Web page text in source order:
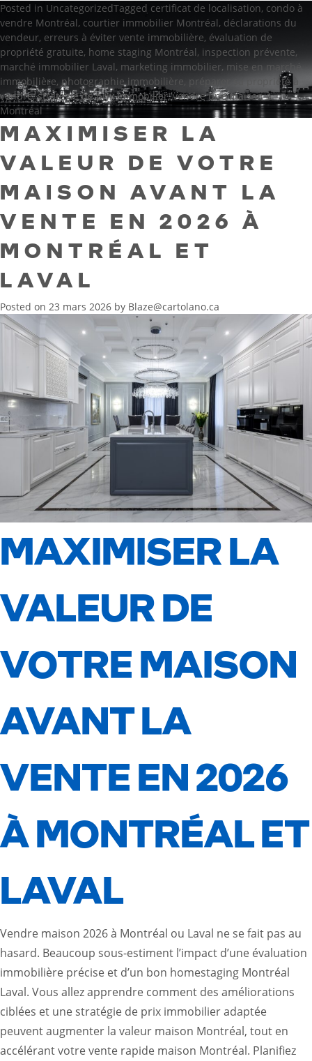
Posted in UncategorizedTagged certificat de localisation, condo à
vendre Montréal, courtier immobilier Montréal, déclarations du
vendeur, erreurs à éviter vente immobilière, évaluation de
propriété gratuite, home staging Montréal, inspection prévente,
marché immobilier Laval, marketing immobilier, mise en marché
immobilière, photographie immobilière, préparer sa propriété à
vendre,stratégie de prix immobilier,vendre une maison à
Montréal
MAXIMISER LA
VALEUR DE VOTRE
MAISON AVANT LA
VENTE EN 2026 À
MONTRÉAL ET
LAVAL
Posted on 23 mars 2026 by Blaze@cartolano.ca
MAXIMISER LA
VALEUR DE
VOTRE MAISON
AVANT LA
VENTE EN 2026
À MONTRÉAL ET
LAVAL
Vendre maison 2026 à Montréal ou Laval ne se fait pas au
hasard. Beaucoup sous-estiment l’impact d’une évaluation
immobilière précise et d’un bon homestaging Montréal
Laval. Vous allez apprendre comment des améliorations
ciblées et une stratégie de prix immobilier adaptée
peuvent augmenter la valeur maison Montréal, tout en
accélérant votre vente rapide maison Montréal. Planifiez